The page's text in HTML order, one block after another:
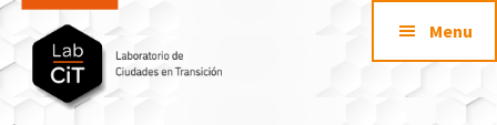
Saltar
contenido
principal
Skip
footer
Additional
menu
Menu